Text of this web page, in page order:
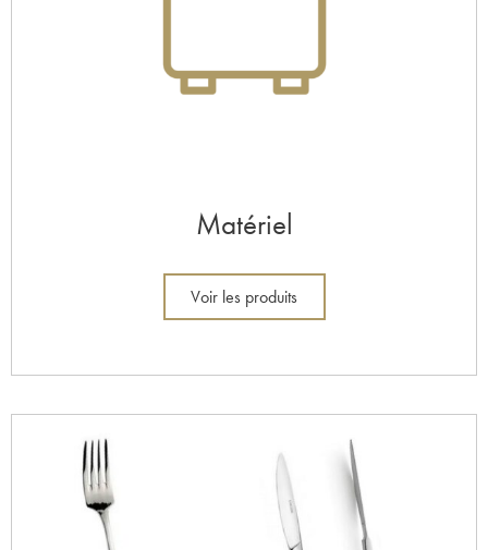
Matériel
Voir les produits